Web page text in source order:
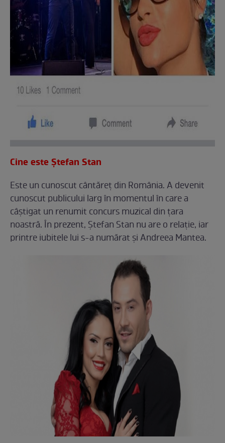
Cine este Ştefan Stan
Este un cunoscut cântăreţ din România. A devenit
cunoscut publicului larg în momentul în care a
câştigat un renumit concurs muzical din ţara
noastră. În prezent, Ştefan Stan nu are o relaţie, iar
printre iubitele lui s-a numărat şi Andreea Mantea.